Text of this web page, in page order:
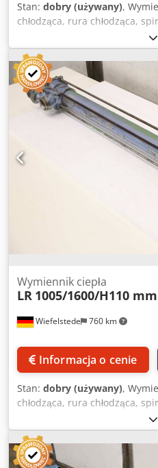
Stan: dobry (używany),
chłodząca, rura chłodząca,
ciepła: spirala chłodząca z
-Wymiary: patrz zdjęcia -
transportowe: Ø65 x 365 mm -
Wiefelstede 760 km
Wymiennik ciepła
LR 1005/1600/H110 mm
Informacja o cenie
Stan: dobry (używany),
chłodząca, rura chłodząca,
ciepła płaszczowo-rurowy,
ciepła: chłodnica oleju,
rurowy - Przyłącza/wymiary:
Abtjck - Wymiary: 1005/1600/